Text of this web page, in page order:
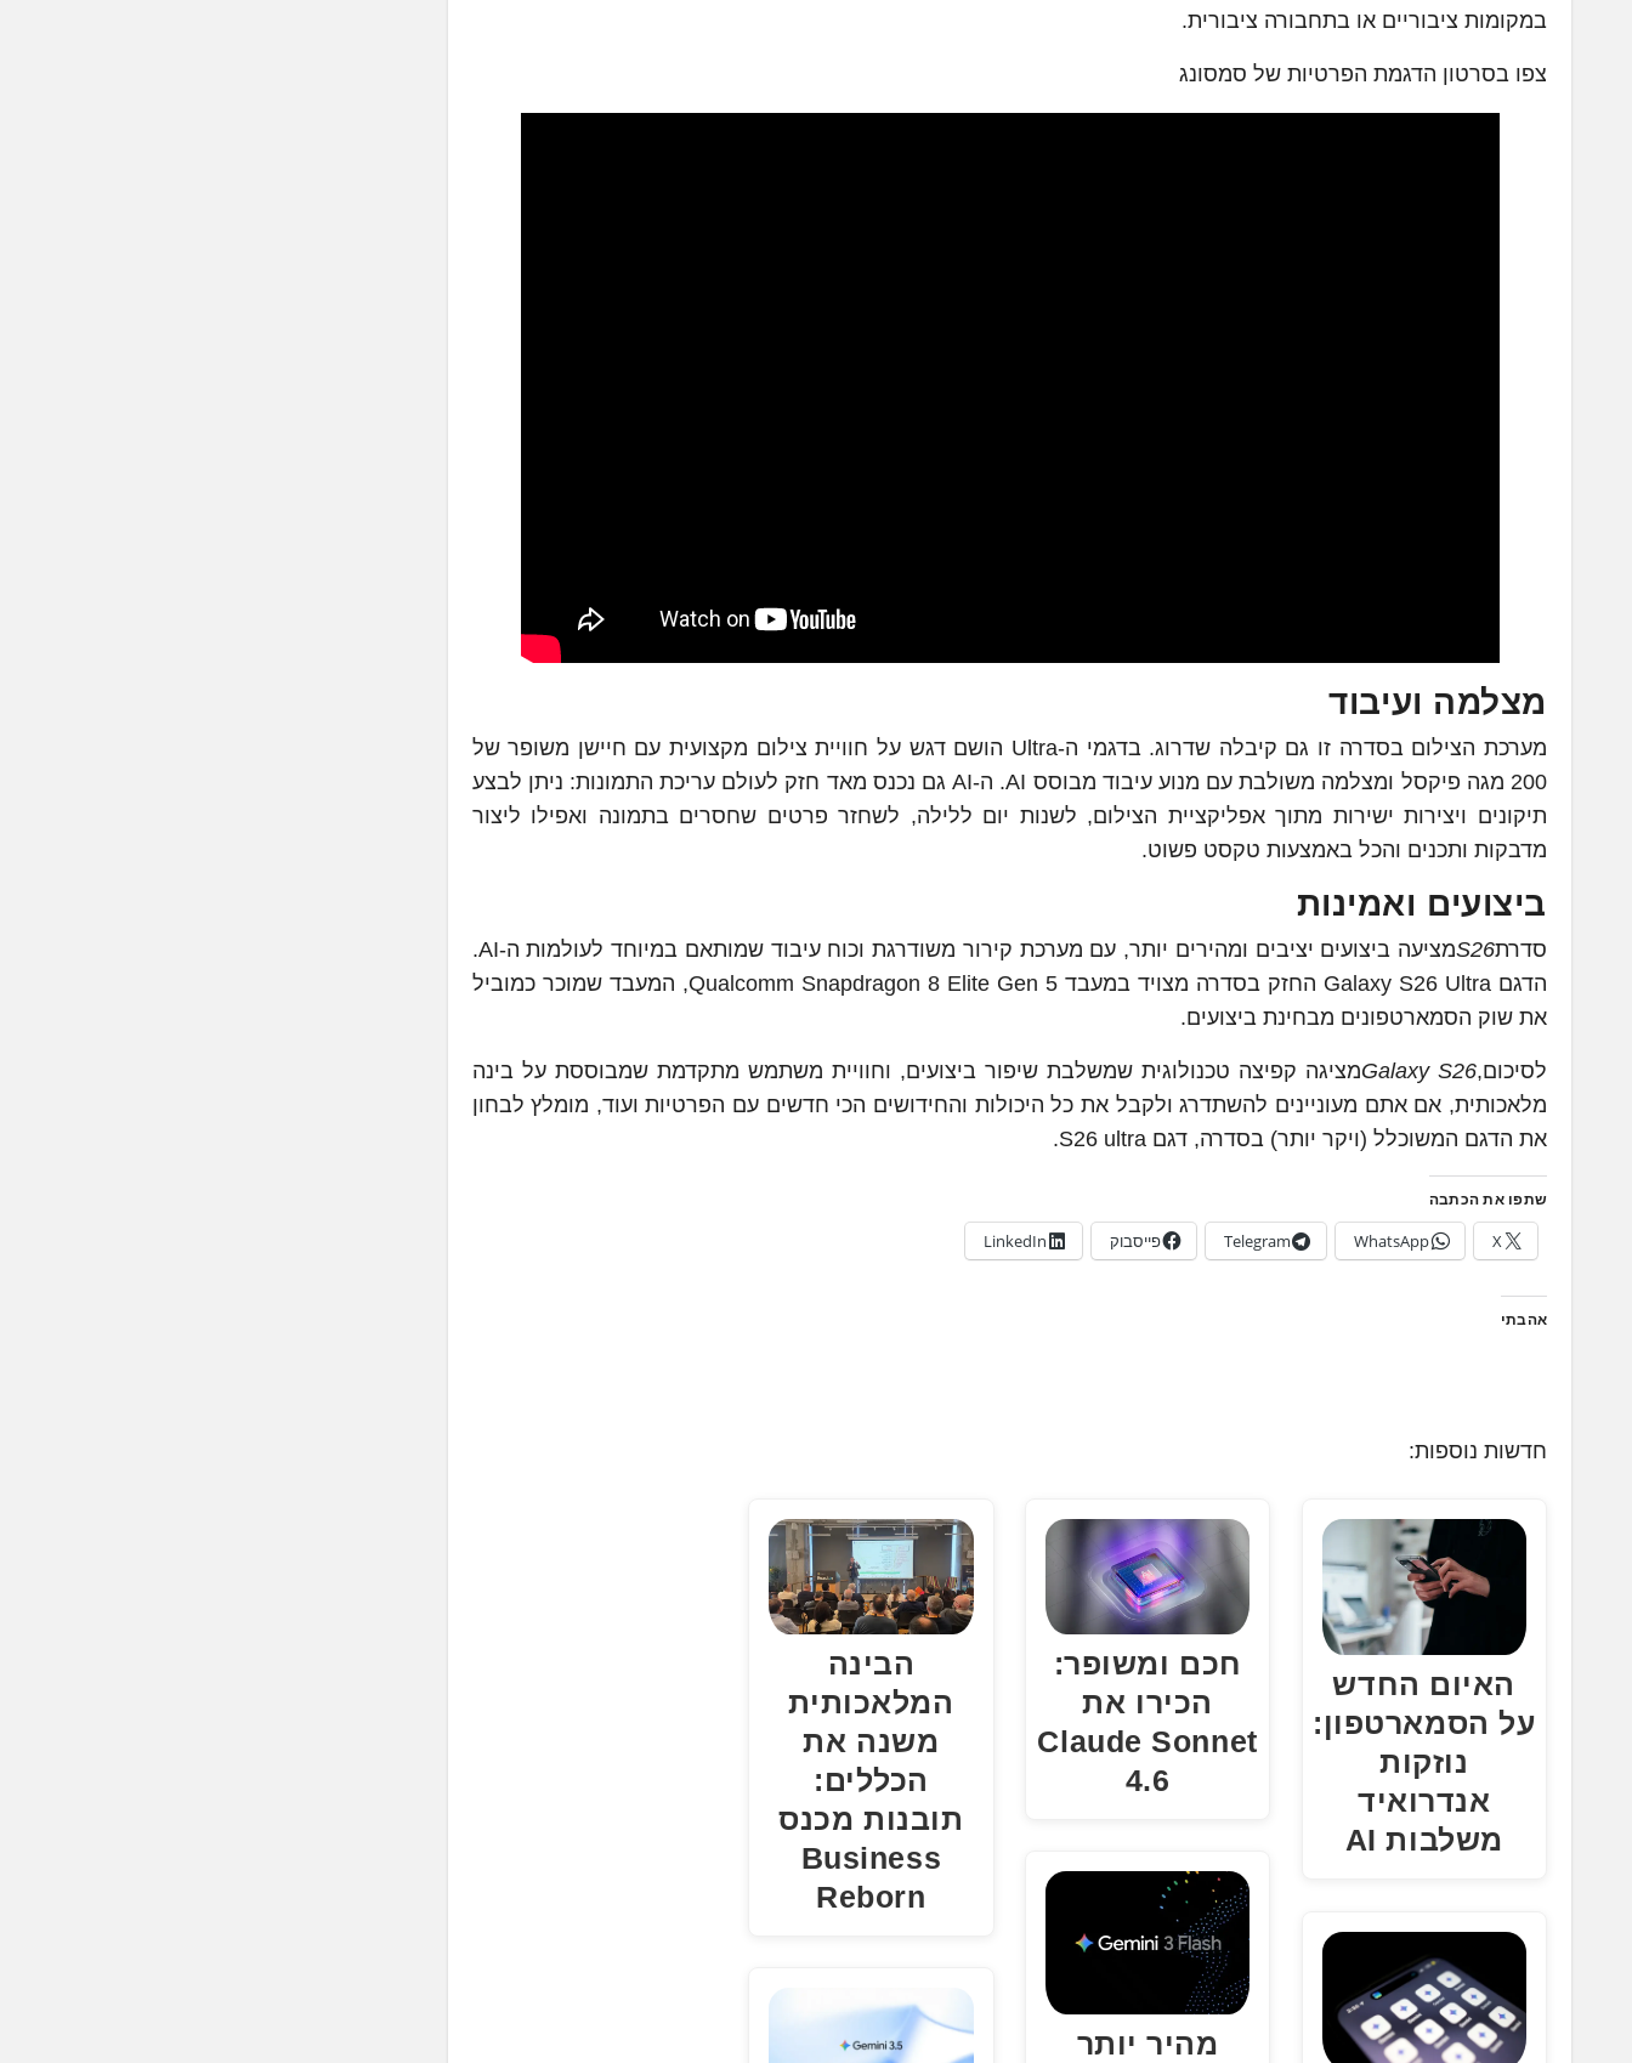
במקומות ציבוריים או בתחבורה ציבורית.
צפו בסרטון הדגמת הפרטיות של סמסונג
מצלמה ועיבוד
מערכת הצילום בסדרה זו גם קיבלה שדרוג. בדגמי ה-Ultra הושם דגש על חוויית צילום מקצועית עם חיישן משופר של
200 מגה פיקסל ומצלמה משולבת עם מנוע עיבוד מבוסס AI. ה-AI גם נכנס מאד חזק לעולם עריכת התמונות: ניתן לבצע
תיקונים ויצירות ישירות מתוך אפליקציית הצילום, לשנות יום ללילה, לשחזר פרטים שחסרים בתמונה ואפילו ליצור
מדבקות ותכנים והכל באמצעות טקסט פשוט.
ביצועים ואמינות
סדרתS26
מציעה ביצועים יציבים ומהירים יותר, עם מערכת קירור משודרגת וכוח עיבוד שמותאם במיוחד לעולמות ה-AI.
הדגם Galaxy S26 Ultra החזק בסדרה מצויד במעבד Qualcomm Snapdragon 8 Elite Gen 5, המעבד שמוכר כמוביל
את שוק הסמארטפונים מבחינת ביצועים.
לסיכום,Galaxy S26מציגה קפיצה טכנולוגית שמשלבת שיפור ביצועים, וחוויית משתמש מתקדמת שמבוססת על בינה
מלאכותית, אם אתם מעוניינים להשתדרג ולקבל את כל היכולות והחידושים הכי חדשים עם הפרטיות ועוד, מומלץ לבחון
את הדגם המשוכלל (ויקר יותר) בסדרה, דגם S26 ultra.
שתפו את הכתבה
X
WhatsApp
Telegram פייסבוק LinkedIn
אהבתי
חדשות נוספות:
האיום החדש
על הסמארטפון:
נוזקות
אנדרואיד
משלבות AI
חכם ומשופר:
הכירו את
Claude Sonnet
4.6
מהיר יותר
הבינה
המלאכותית
משנה את
הכללים:
תובנות מכנס
Business
Reborn